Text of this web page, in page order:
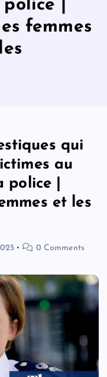
|
femmes
qui
au
|
et les
0 Comments